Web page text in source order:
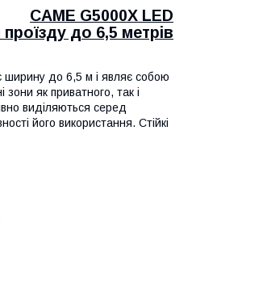
CAME G5000X LED
до 6,5 метрів
до 6,5 м і являє собою
зони як приватного, так і
виділяються серед
його використання. Стійкі